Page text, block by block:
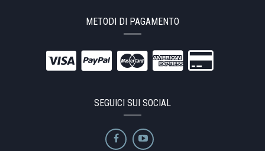
METODI DI PAGAMENTO
SEGUICI SUI SOCIAL